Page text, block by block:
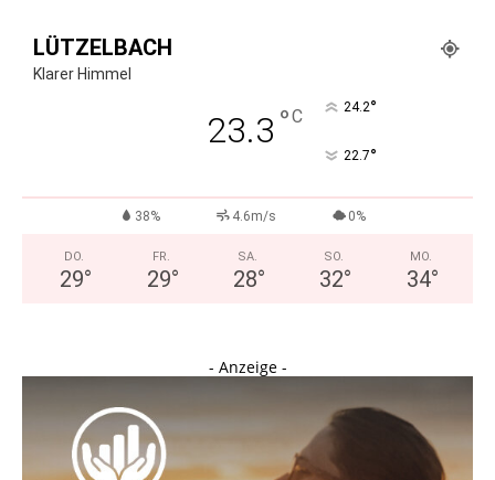
LÜTZELBACH
Klarer Himmel
23.3 °C 24.2°
22.7°
38% 4.6m/s 0%
DO.
29°
FR.
29°
SA.
28°
SO.
32°
MO.
34°
- Anzeige -